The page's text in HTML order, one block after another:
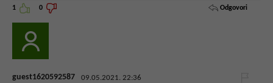
1 0 Odgovori
guest1620592587 09.05.2021. 22:36